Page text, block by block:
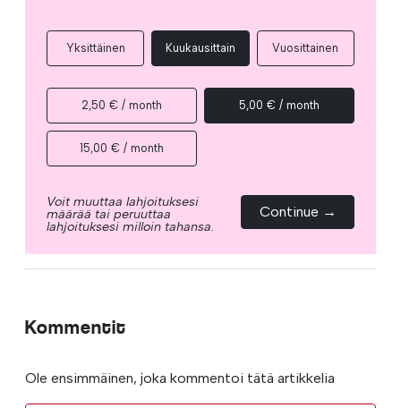
Yksittäinen Kuukausittain Vuosittainen
2,50 € / month 5,00 € / month
15,00 € / month
Voit muuttaa lahjoituksesi
määrää tai peruuttaa
lahjoituksesi milloin tahansa.
Continue →
Kommentit
Ole ensimmäinen, joka kommentoi tätä artikkelia